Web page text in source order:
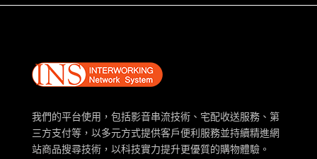
我們的平台使用，包括影音串流技術、宅配收送服務、第
三方支付等，以多元方式提供客戶便利服務並持續精進網
站商品搜尋技術，以科技實力提升更優質的購物體驗。